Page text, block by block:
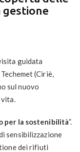
gestione
guidata
(Ciriè,
sul nuovo
vita.
per la sostenibilità”.
sensibilizzazione
dei rifiuti